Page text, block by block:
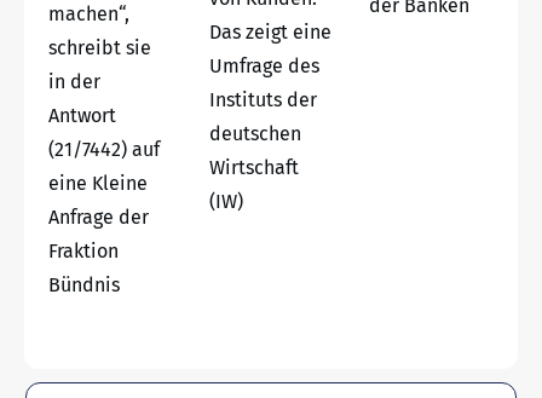
machen“,
schreibt sie
in der
Antwort
(21/7442) auf
eine Kleine
Anfrage der
Fraktion
Bündnis
Das zeigt eine
Umfrage des
Instituts der
deutschen
Wirtschaft
(IW)
der Banken